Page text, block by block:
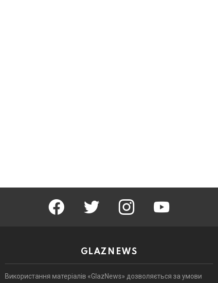
facebook twitter instagram youtube
GLAZNEWS
Використання матеріалів «GlazNews» дозволяється за умови